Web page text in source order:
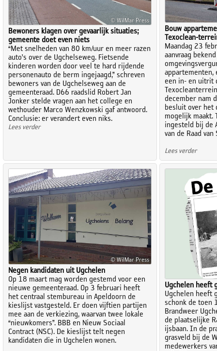
© WilMar Press
Bewoners klagen over gevaarlijk situaties;
gemeente doet even niets
“Met snelheden van 80 km/uur en meer razen
auto’s over de Ugchelseweg. Fietsende
kinderen worden door veel te hard rijdende
personenauto de berm ingejaagd,” schreven
bewoners van de Ugchelseweg aan de
gemeenteraad. D66 raadslid Robert Jan
Jonker stelde vragen aan het college en
wethouder Marco Wenzkowski gaf antwoord.
Conclusie: er verandert even niks.
Lees verder
Bouw
Texoclean-
Maandag 23
aanvraag
appartementen,
een in- en uitrit
december nam
besluit over het
mogelijk maakt.
ingesteld bij de
van de Raad van
Lees verder
© WilMar Press
Negen kandidaten uit Ugchelen
Op 18 maart mag worden gestemd voor een
nieuwe gemeenteraad. Op 3 februari heeft
het centraal stembureau in Apeldoorn de
kieslijst vastgesteld. Er doen vijftien partijen
mee aan de verkiezing, waarvan twee lokale
“nieuwkomers”. BBB en Nieuw Sociaal
Contract (NSC). De kieslijst telt negen
kandidaten die in Ugchelen wonen.
Ugchelen heeft
Ugchelen heeft
schonk de toen
Brandweer
de plaatselijke
ijsbaan. In de
grasveld bij de
medewerkers